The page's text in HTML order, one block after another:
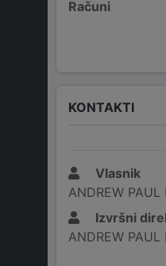
Računi
KONTAKTI
Vlasnik
ANDREW PAUL
Izvršni
ANDREW PAUL